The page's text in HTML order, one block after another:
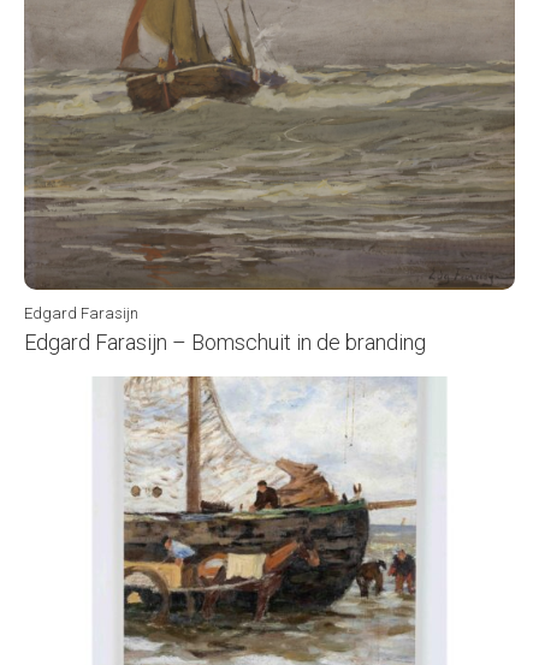
Edgard Farasijn
Edgard Farasijn – Bomschuit in de branding